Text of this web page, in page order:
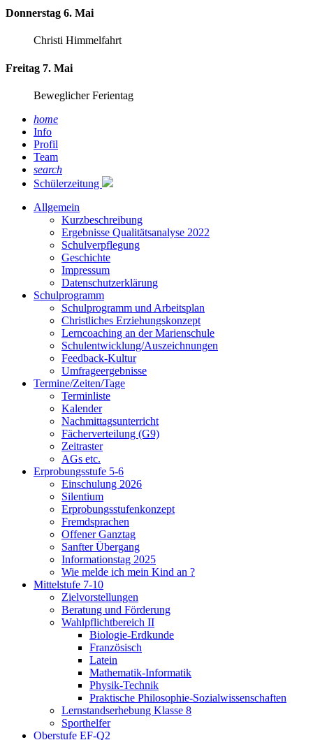
Donnerstag 6. Mai
Christi Himmelfahrt
Freitag 7. Mai
Beweglicher Ferientag
home
Info
Profil
Team
search
Schülerzeitung
Allgemein
Kurzbeschreibung
Ergebnisse Qualitätsanalyse 2022
Schulverpflegung
Geschichte
Impressum
Datenschutzerklärung
Schulprogramm
Schulprogramm und Arbeitsplan
Christliches Erziehungskonzept
Lerncoaching an der Marienschule
Schulentwicklung/Auszeichnungen
Feedback-Kultur
Umfrageergebnisse
Termine/Zeiten/Tage
Terminliste
Kalender
Nachmittagsunterricht
Fächerverteilung (G9)
Zeitraster
AGs etc.
Erprobungsstufe 5-6
Einschulung 2026
Silentium
Erprobungsstufenkonzept
Fremdsprachen
Offener Ganztag
Sanfter Übergang
Informationstag 2025
Wie melde ich mein Kind an ?
Mittelstufe 7-10
Zielvorstellungen
Beratung und Förderung
Wahlpflichtbereich II
Biologie-Erdkunde
Französisch
Latein
Mathematik-Informatik
Physik-Technik
Praktische Philosophie-Sozialwissenschaften
Lernstandserhebung Klasse 8
Sporthelfer
Oberstufe EF-Q2